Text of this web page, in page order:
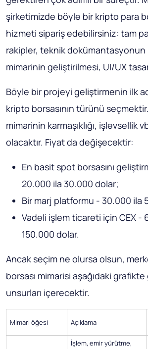
şirketimizde böyle bir kripto para
hizmeti sipariş edebilirsiniz: tam
rakipler, teknik dokümantasyonun
mimarinin geliştirilmesi, UI/UX
Böyle bir projeyi geliştirmenin ilk
kripto borsasının türünü
mimarinin karmaşıklığı, işlevsellik
olacaktır. Fiyat da değişecektir:
En basit spot borsasını
20.000 ila 30.000 dolar;
Bir marj platformu - 30.000 ila
Vadeli işlem ticareti için CEX -
150.000 dolar.
Ancak seçim ne olursa olsun,
borsası mimarisi aşağıdaki
unsurları içerecektir.
Mimari öğesi Açıklama
İşlem, emir yürütme,